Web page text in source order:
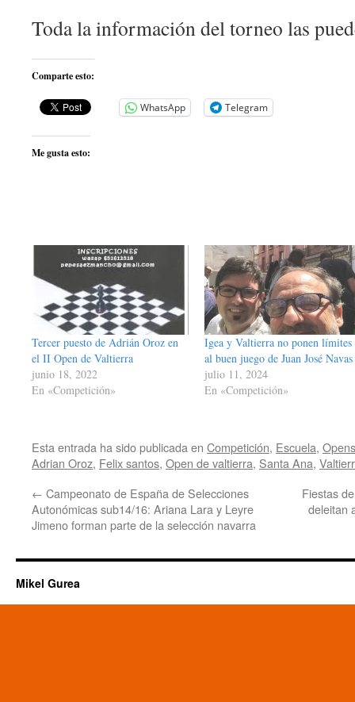
Toda la información del torneo las
Comparte esto:
WhatsApp Telegram
Me gusta esto:
Tercer puesto de Adrián Oroz en
el II Open de Valtierra
junio 18, 2022
En «Competición»
Igea y Valtierra no ponen límites
al buen juego de Juan José Navas
julio 11, 2024
En «Competición»
Esta entrada ha sido publicada en Competición, Escuela,
Adrian Oroz, Felix santos, Open de valtierra, Santa Ana,
← Campeonato de España de Selecciones
Autonómicas sub14/16: Ariana Lara y Leyre
Jimeno forman parte de la selección navarra
Fiestas
deleitan
Mikel Gurea